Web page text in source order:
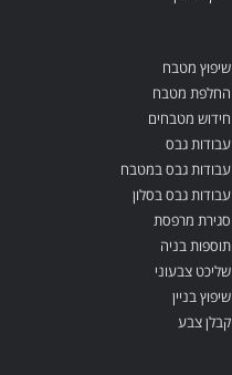
שיפוץ מטבח
החלפת מטבח
חידוש מטבחים
עבודות גבס
עבודות גבס במטבח
עבודות גבס בסלון
סגירת מרפסת
תוספות בניה
שליכט צבעוני
שיפוץ בניין
קבלן צבע